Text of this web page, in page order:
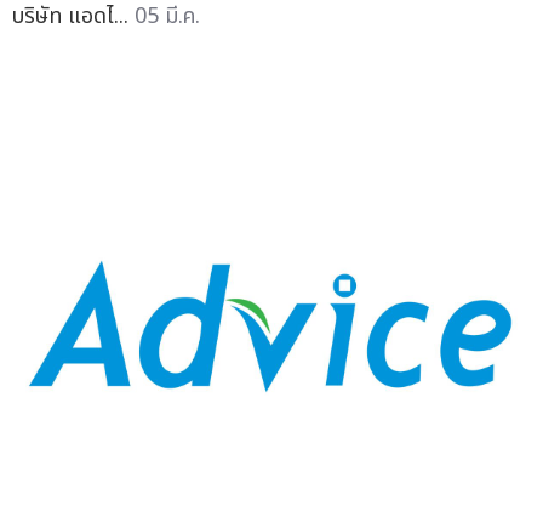
บริษัท แอดไ... 05 มี.ค.